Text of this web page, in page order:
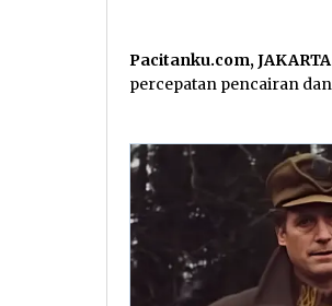
Pacitanku.com, JAKARTA
percepatan pencairan